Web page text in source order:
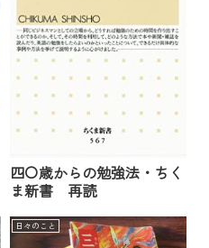
四〇歳からの勉強法・ちく
ま新書 再読
日々のこと